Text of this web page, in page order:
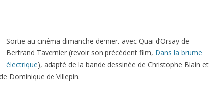
Sortie au cinéma dimanche dernier, avec Quai d’Orsay de
Bertrand Tavernier (revoir son précédent film, Dans la brume
électrique), adapté de la bande dessinée de Christophe Blain et
Dominique de Villepin.